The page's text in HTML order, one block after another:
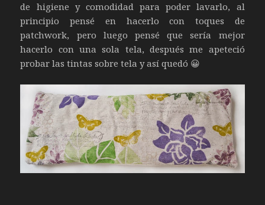
de higiene y comodidad para poder lavarlo, al
principio pensé en hacerlo con toques de
patchwork, pero luego pensé que sería mejor
hacerlo con una sola tela, después me apeteció
probar las tintas sobre tela y así quedó 😀